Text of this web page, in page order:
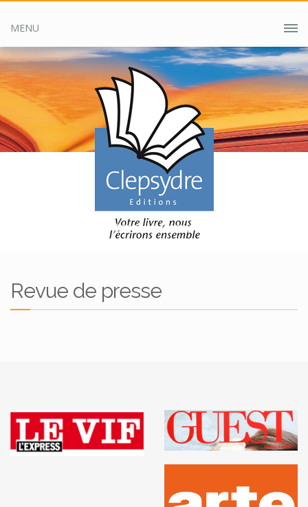
MENU
Accueil Clepsydre ?
Revue de presse